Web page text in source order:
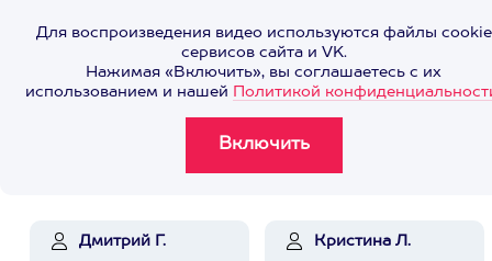
Для воспроизведения видео используются файлы cookie
сервисов сайта и VK.
Нажимая «Включить», вы соглашаетесь с их
использованием и нашей Политикой
Дмитрий Г. Кристина Л.